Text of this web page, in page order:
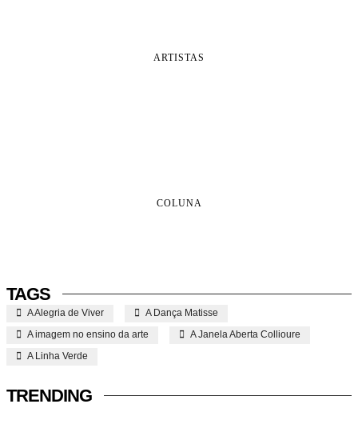
ARTISTAS
COLUNA
TAGS
A Alegria de Viver
A Dança Matisse
A imagem no ensino da arte
A Janela Aberta Collioure
A Linha Verde
TRENDING